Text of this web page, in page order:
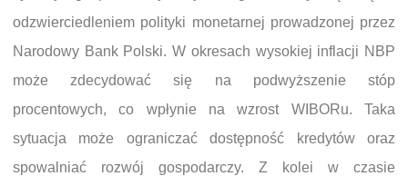
odzwierciedleniem polityki monetarnej prowadzonej przez
Narodowy Bank Polski. W okresach wysokiej inflacji NBP
może zdecydować się na podwyższenie stóp
procentowych, co wpłynie na wzrost WIBORu. Taka
sytuacja może ograniczać dostępność kredytów oraz
spowalniać rozwój gospodarczy. Z kolei w czasie